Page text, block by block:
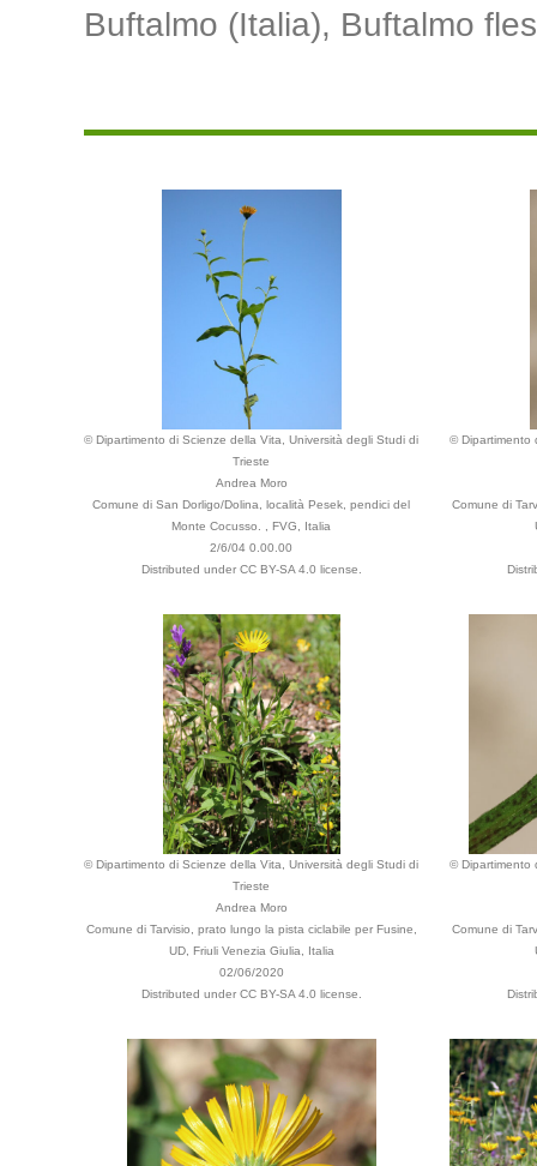
Buftalmo (Italia), Buftalmo
© Dipartimento di Scienze della Vita, Università degli Studi di
Trieste
Andrea Moro
Comune di San Dorligo/Dolina, località Pesek, pendici del
Monte Cocusso. , FVG, Italia
2/6/04 0.00.00
Distributed under CC BY-SA 4.0 license.
© Dipartimento
Comune di
© Dipartimento di Scienze della Vita, Università degli Studi di
Trieste
Andrea Moro
Comune di Tarvisio, prato lungo la pista ciclabile per Fusine,
UD, Friuli Venezia Giulia, Italia
02/06/2020
Distributed under CC BY-SA 4.0 license.
© Dipartimento
Comune di